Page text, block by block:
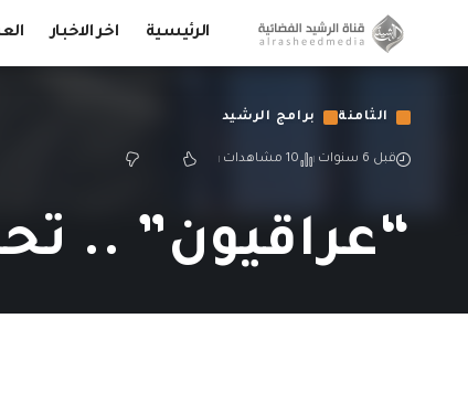
الرئيسية اخر الاخبار
الثامنة برامج الرشيد
قبل 6 سنوات 10 مشاهدات
“عراقيون” ..